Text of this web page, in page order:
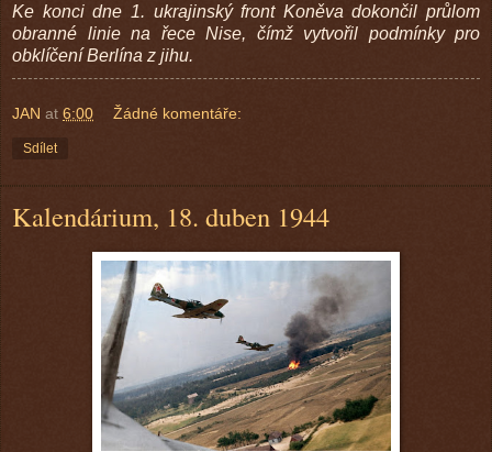
Ke konci dne 1. ukrajinský front Koněva dokončil průlom
obranné linie na řece Nise, čímž vytvořil podmínky pro
obklíčení Berlína z jihu.
JAN at 6:00 Žádné komentáře:
Sdílet
Kalendárium, 18. duben 1944